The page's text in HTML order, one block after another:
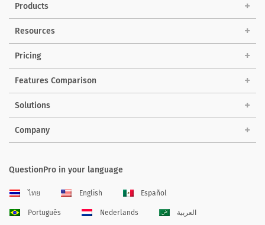
Products
Resources
Pricing
Features Comparison
Solutions
Company
QuestionPro in your language
ไทย English Español
Português Nederlands العربية